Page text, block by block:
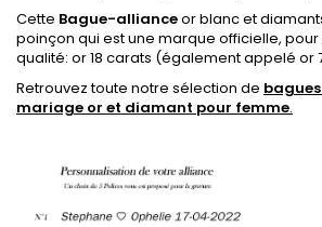
Cette Bague-allianceor blanc et
poinçon qui est une marque officielle,
qualité: or 18 carats (également appelé or
Retrouvez toute notre sélection de
mariage or et diamant pour femme.